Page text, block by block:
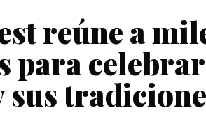
reúne a
para
sus